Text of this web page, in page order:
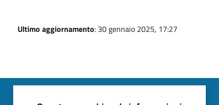
Ultimo aggiornamento: 30 gennaio 2025, 17:27